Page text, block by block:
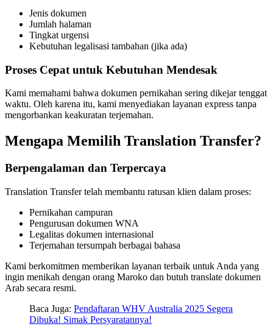
Jenis dokumen
Jumlah halaman
Tingkat urgensi
Kebutuhan legalisasi tambahan (jika ada)
Proses Cepat untuk Kebutuhan Mendesak
Kami memahami bahwa dokumen pernikahan sering dikejar tenggat
waktu. Oleh karena itu, kami menyediakan layanan express tanpa
mengorbankan keakuratan terjemahan.
Mengapa Memilih Translation Transfer?
Berpengalaman dan Terpercaya
Translation Transfer telah membantu ratusan klien dalam proses:
Pernikahan campuran
Pengurusan dokumen WNA
Legalitas dokumen internasional
Terjemahan tersumpah berbagai bahasa
Kami berkomitmen memberikan layanan terbaik untuk Anda yang
ingin menikah dengan orang Maroko dan butuh translate dokumen
Arab secara resmi.
Baca Juga: Pendaftaran WHV Australia 2025 Segera
Dibuka! Simak Persyaratannya!